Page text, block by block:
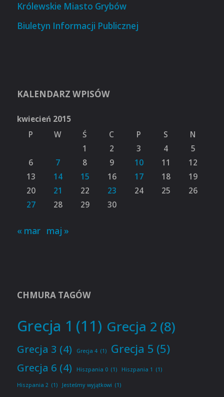
Królewskie Miasto Grybów
Biuletyn Informacji Publicznej
KALENDARZ WPISÓW
kwiecień 2015
P
W Ś C P S
N
1
2 3 4
5
6
7 8 9 10 11
12
13
14 15 16 17 18
19
20
21 22 23 24 25
26
27
28 29 30
« mar maj »
CHMURA TAGÓW
Grecja 1 (11) Grecja 2 (8)
Grecja 3 (4) Grecja 4 (1) Grecja 5 (5)
Grecja 6 (4) Hiszpania 0 (1) Hiszpania 1 (1)
Hiszpania 2 (1) Jesteśmy wyjątkowi (1)